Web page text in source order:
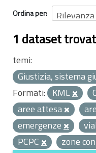
Ordina per
1 dataset
temi:
Giustizia, sistema
Formati: KML
aree attesa
emergenze
PCPC
zone